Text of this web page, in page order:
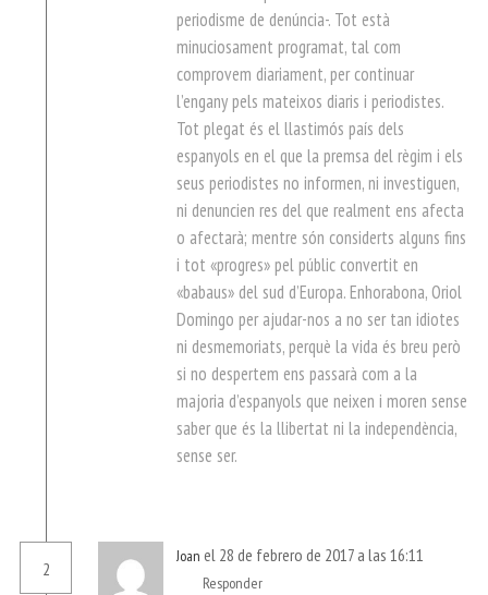
periodisme de denúncia-. Tot està
minuciosament programat, tal com
comprovem diariament, per continuar
l’engany pels mateixos diaris i periodistes.
Tot plegat és el llastimós país dels
espanyols en el que la premsa del règim i els
seus periodistes no informen, ni investiguen,
ni denuncien res del que realment ens afecta
o afectarà; mentre són considerts alguns fins
i tot «progres» pel públic convertit en
«babaus» del sud d’Europa. Enhorabona, Oriol
Domingo per ajudar-nos a no ser tan idiotes
ni desmemoriats, perquè la vida és breu però
si no despertem ens passarà com a la
majoria d’espanyols que neixen i moren sense
saber que és la llibertat ni la independència,
sense ser.
2
Joan el 28 de febrero de 2017 a las 16:11
Responder